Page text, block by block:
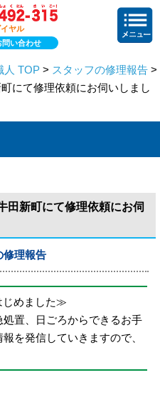
ヤル
問い合わせ
人 TOP > スタッフの修理報告 >
にて修理依頼にお伺いしまし
田新町にて修理依頼にお伺
修理報告
じめました≫
置、日ごろからできるお手
を発信していきますので、